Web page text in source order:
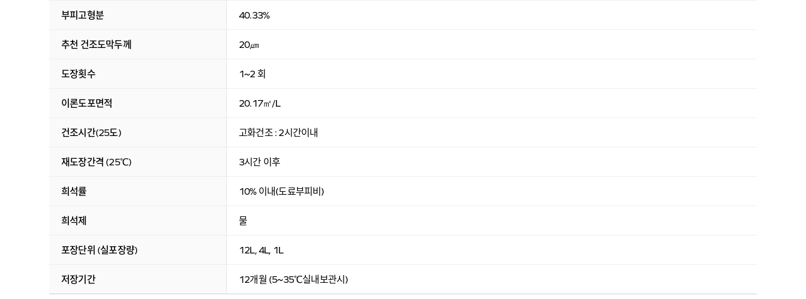
부피고형분 40.33%
추천 건조도막두께 20㎛
도장횟수 1~2 회
이론도포면적 20.17㎡/L
건조시간(25도) 고화건조 : 2시간이내
재도장간격 (25℃) 3시간 이후
희석률 10% 이내(도료부피비)
희석제 물
포장단위 (실포장량) 12L, 4L, 1L
저장기간 12개월 (5~35℃실내보관시)